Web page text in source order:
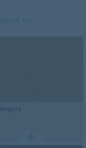
angora